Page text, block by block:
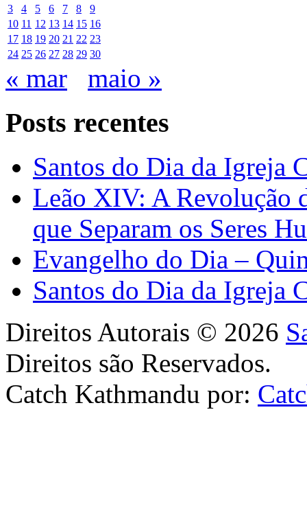
3
4 5 6 7 8
9
10 11 12 13 14 15 16
17 18 19 20 21 22 23
24 25 26 27 28 29 30
« mar maio »
Posts recentes
Santos do Dia da Igreja
Leão XIV: A Revolução
que Separam os Seres
Evangelho do Dia –
Santos do Dia da Igreja
Direitos Autorais © 2026
Direitos são Reservados.
Catch Kathmandu por: